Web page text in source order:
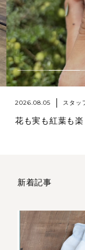
2026.08.05 スタッフ
花も実も紅葉も楽
新着記事